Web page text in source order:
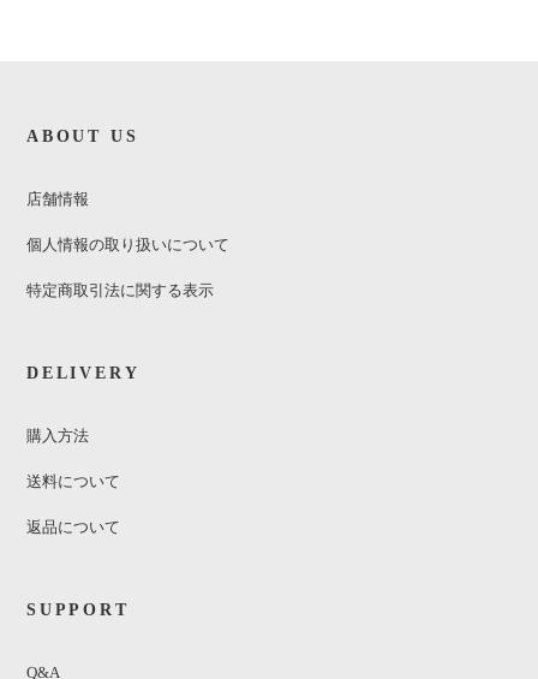
ABOUT US
店舗情報
個人情報の取り扱いについて
特定商取引法に関する表示
DELIVERY
購入方法
送料について
返品について
SUPPORT
Q&A